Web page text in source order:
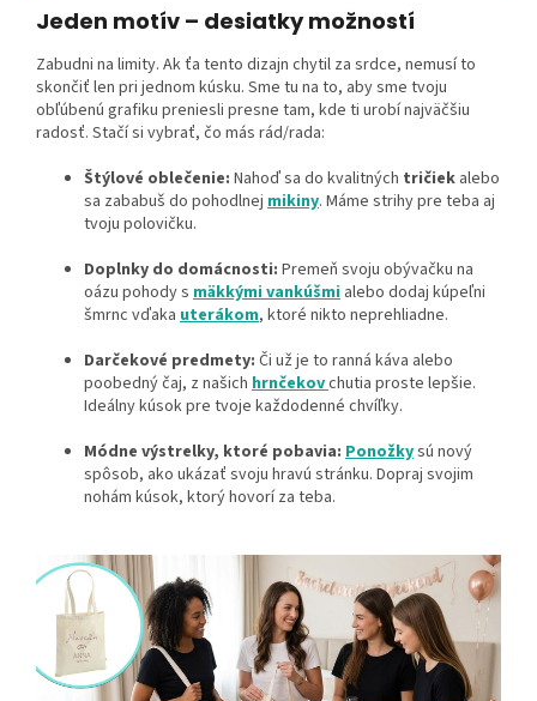
Jeden motív – desiatky možností
Zabudni na limity. Ak ťa tento dizajn chytil za srdce, nemusí to
skončiť len pri jednom kúsku. Sme tu na to, aby sme tvoju
obľúbenú grafiku preniesli presne tam, kde ti urobí najväčšiu
radosť. Stačí si vybrať, čo más rád/rada:
Štýlové oblečenie: Nahoď sa do kvalitných tričiek alebo
sa zababuš do pohodlnej mikiny. Máme strihy pre teba aj
tvoju polovičku.
Doplnky do domácnosti: Premeň svoju obývačku na
oázu pohody s mäkkými vankúšmi alebo dodaj kúpeľni
šmrnc vďaka uterákom, ktoré nikto neprehliadne.
Darčekové predmety: Či už je to ranná káva alebo
poobedný čaj, z našich hrnčekovchutia proste lepšie.
Ideálny kúsok pre tvoje každodenné chvíľky.
Módne výstrelky, ktoré pobavia: Ponožkysú nový
spôsob, ako ukázať svoju hravú stránku. Dopraj svojim
nohám kúsok, ktorý hovorí za teba.